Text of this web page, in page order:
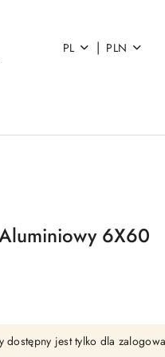
PL | PLN
6X60
jest tylko dla